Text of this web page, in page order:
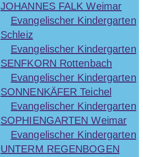
JOHANNES FALK Weimar
Evangelischer Kindergarten
Schleiz
Evangelischer Kindergarten
SENFKORN Rottenbach
Evangelischer Kindergarten
SONNENKÄFER Teichel
Evangelischer Kindergarten
SOPHIENGARTEN Weimar
Evangelischer Kindergarten
UNTERM REGENBOGEN